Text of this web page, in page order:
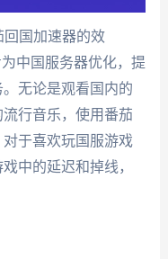
国加速器的效
中国服务器优化，提
无论是观看国内的
行音乐，使用番茄
于喜欢玩国服游戏
中的延迟和掉线，